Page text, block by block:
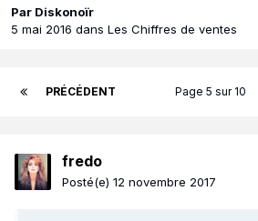
Par Diskonoïr
5 mai 2016 dans Les Chiffres de ventes
PRÉCÉDENT Page 5 sur 10
fredo
Posté(e) 12 novembre 2017